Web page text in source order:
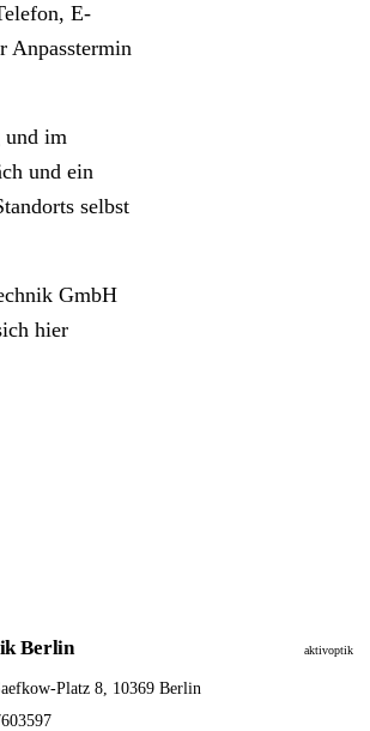
E-
Anpasstermin
und im
und ein
selbst
GmbH
hier
Berlin aktivoptik
Platz 8, 10369 Berlin